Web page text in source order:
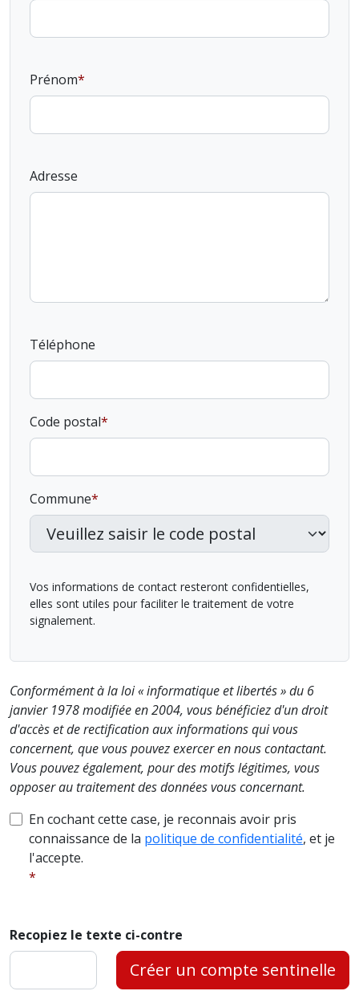
Prénom
Adresse
Téléphone
Code postal
Commune
Vos informations de contact resteront confidentielles,
elles sont utiles pour faciliter le traitement de votre
signalement.
Conformément à la loi « informatique et libertés » du 6
janvier 1978 modifiée en 2004, vous bénéficiez d'un droit
d'accès et de rectification aux informations qui vous
concernent, que vous pouvez exercer en nous contactant.
Vous pouvez également, pour des motifs légitimes, vous
opposer au traitement des données vous concernant.
En cochant cette case, je reconnais avoir pris
connaissance de la politique de confidentialité, et je
l'accepte.
Recopiez le texte ci-contre
Créer un compte sentinelle